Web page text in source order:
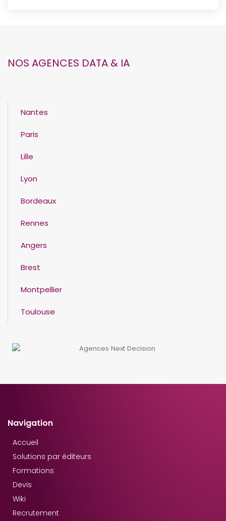
NOS AGENCES DATA & IA
Nantes
Paris
Lille
Lyon
Bordeaux
Rennes
Angers
Brest
Montpellier
Toulouse
Navigation
Accueil
Solutions par éditeurs
Formations
Devis
Wiki
Recrutement